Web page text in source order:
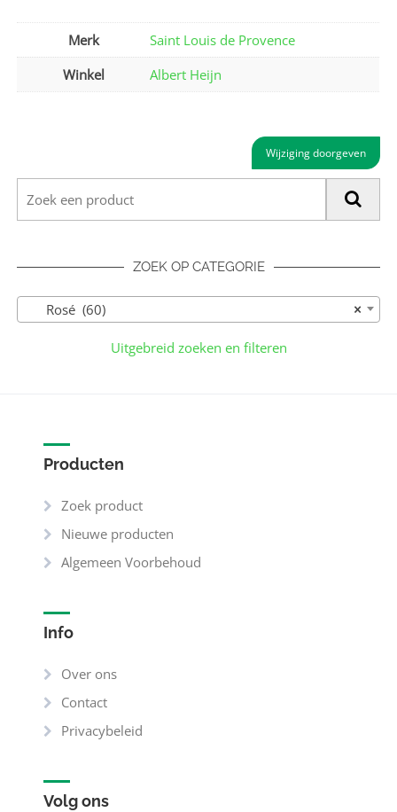
Merk
Saint Louis de Provence
Winkel
Albert Heijn
Wijziging doorgeven
ZOEK OP CATEGORIE
×
Rosé (60)
Uitgebreid zoeken en filteren
Producten
Zoek product
Nieuwe producten
Algemeen Voorbehoud
Info
Over ons
Contact
Privacybeleid
Volg ons